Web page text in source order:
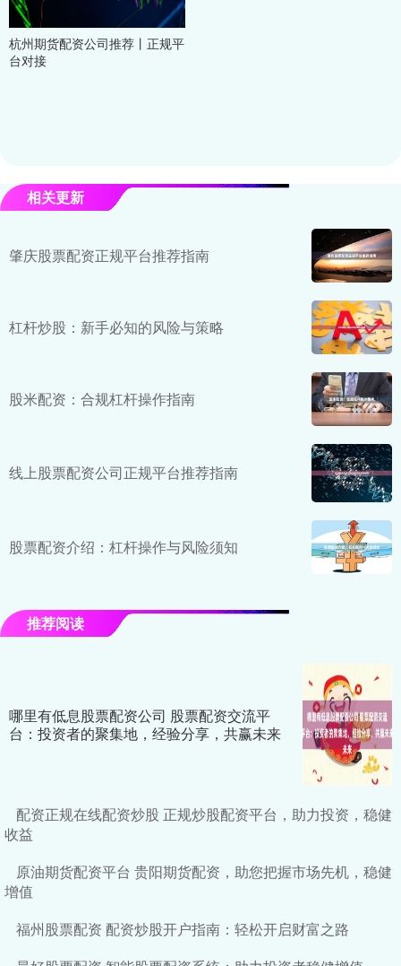
杭州期货配资公司推荐丨正规平
台对接
相关更新
肇庆股票配资正规平台推荐指南
杠杆炒股：新手必知的风险与策略
股米配资：合规杠杆操作指南
线上股票配资公司正规平台推荐指南
股票配资介绍：杠杆操作与风险须知
推荐阅读
哪里有低息股票配资公司 股票配资交流平
台：投资者的聚集地，经验分享，共赢未来
配资正规在线配资炒股 正规炒股配资平台，助力投资，稳健
收益
原油期货配资平台 贵阳期货配资，助您把握市场先机，稳健
增值
福州股票配资 配资炒股开户指南：轻松开启财富之路